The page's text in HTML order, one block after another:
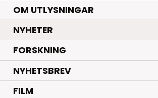
OM UTLYSNINGAR
NYHETER.
FORSKNING.
NYHETSBREV
FILM